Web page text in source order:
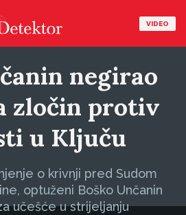
VIDEO
negirao
zločin protiv
u Ključu
o krivnji pred Sudom
optuženi Boško Unčanin
učešće u strijeljanju